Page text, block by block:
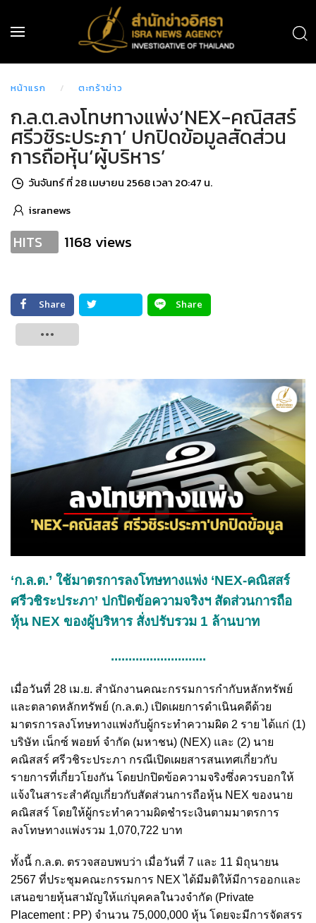
หน้าแรก ตะกร้าข่าว
ก.ล.ต.ลงโทษทางแพ่ง‘NEX-คณิสสร์
ศรีวชิระประภา’ ปกปิดข้อมูลสัดส่วน
การถือหุ้น‘ผู้บริหาร’
วันจันทร์ ที่ 28 เมษายน 2568 เวลา 20:47 น.
isranews
HITS 1168 views
Share
Share
‘ก.ล.ต.’ ใช้มาตรการลงโทษทางแพ่ง ‘NEX-คณิสสร์
ศรีวชิระประภา’ ปกปิดข้อความจริงฯ สัดส่วนการถือ
หุ้น NEX ของผู้บริหาร สั่งปรับรวม 1 ล้านบาท
...........................
เมื่อวันที่ 28 เม.ย. สำนักงานคณะกรรมการกำกับหลักทรัพย์
และตลาดหลักทรัพย์ (ก.ล.ต.) เปิดเผยการดำเนินคดีด้วย
มาตรการลงโทษทางแพ่งกับผู้กระทำความผิด 2 ราย ได้แก่ (1)
บริษัท เน็กซ์ พอยท์ จำกัด (มหาชน) (NEX) และ (2) นาย
คณิสสร์ ศรีวชิระประภา กรณีเปิดเผยสารสนเทศเกี่ยวกับ
รายการที่เกี่ยวโยงกัน โดยปกปิดข้อความจริงซึ่งควรบอกให้
แจ้งในสาระสำคัญเกี่ยวกับสัดส่วนการถือหุ้น NEX ของนาย
คณิสสร์ โดยให้ผู้กระทำความผิดชำระเงินตามมาตรการ
ลงโทษทางแพ่งรวม 1,070,722 บาท
ทั้งนี้ ก.ล.ต. ตรวจสอบพบว่า เมื่อวันที่ 7 และ 11 มิถุนายน
2567 ที่ประชุมคณะกรรมการ NEX ได้มีมติให้มีการออกและ
เสนอขายหุ้นสามัญให้แก่บุคคลในวงจำกัด (Private
Placement : PP) จำนวน 75,000,000 หุ้น โดยจะมีการจัดสรร